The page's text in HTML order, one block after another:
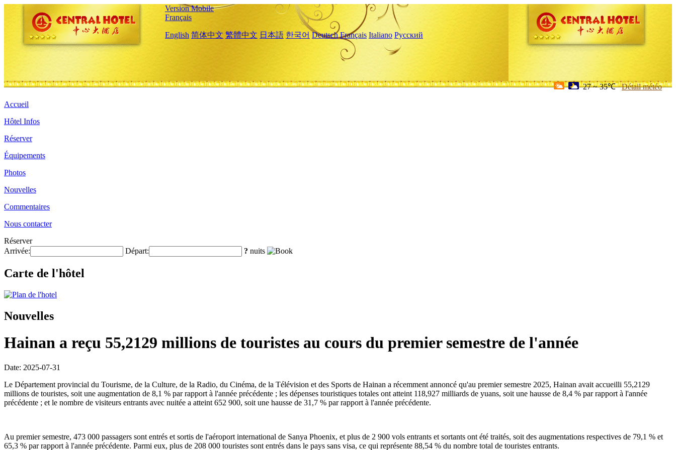
Version Mobile
Français
English 简体中文 繁體中文 日本語 한국어 Deutsch Français Italiano Русский
27 ~ 35℃ Détail météo
Accueil
Hôtel Infos
Réserver
Équipements
Photos
Nouvelles
Commentaires
Nous contacter
Réserver
Arrivée:
Départ: ? nuits
Carte de l'hôtel
Nouvelles
Hainan a reçu 55,2129 millions de touristes au cours du premier semestre de l'année
Date: 2025-07-31
Le Département provincial du Tourisme, de la Culture, de la Radio, du Cinéma, de la Télévision et des Sports de Hainan a récemment annoncé qu'au premier semestre 2025, Hainan avait accueilli 55,2129
millions de touristes, soit une augmentation de 8,1 % par rapport à l'année précédente ; les dépenses touristiques totales ont atteint 118,927 milliards de yuans, soit une hausse de 8,4 % par rapport à l'année
précédente ; et le nombre de visiteurs entrants avec nuitée a atteint 652 900, soit une hausse de 31,7 % par rapport à l'année précédente.
Au premier semestre, 473 000 passagers sont entrés et sortis de l'aéroport international de Sanya Phoenix, et plus de 2 900 vols entrants et sortants ont été traités, soit des augmentations respectives de 79,1 % et
65,3 % par rapport à l'année précédente. Parmi eux, plus de 208 000 touristes sont entrés dans le pays sans visa, ce qui représente 88,54 % du nombre total de touristes entrants.